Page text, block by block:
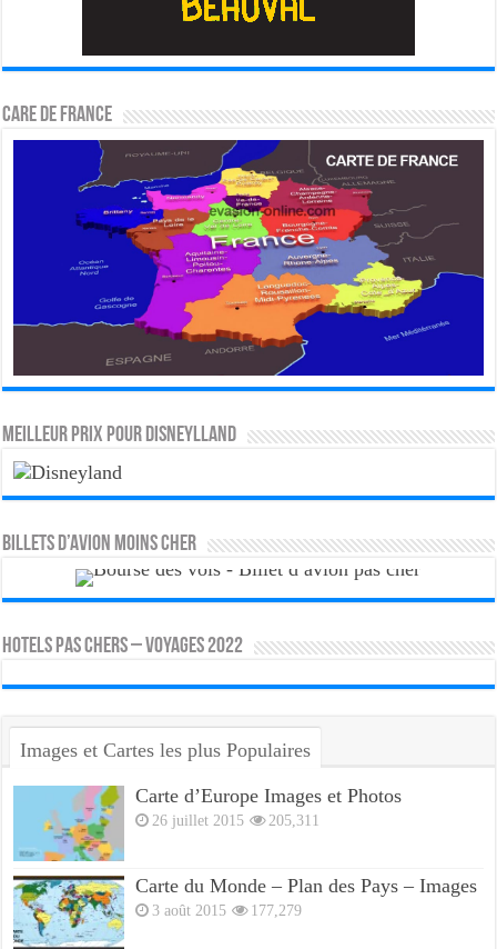
CARE DE FRANCE
MEILLEUR PRIX POUR DISNEYLLAND
Billets d’avion moins cher
HOTELS PAS CHERS – VOYAGES 2022
Images et Cartes les plus Populaires
Carte d’Europe Images et Photos
26 juillet 2015 205,311
Carte du Monde – Plan des Pays – Images
3 août 2015 177,279